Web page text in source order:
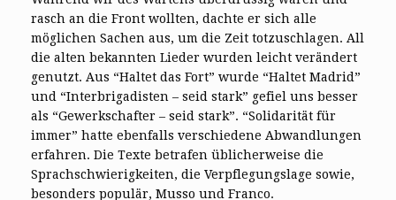
rasch an die Front wollten, dachte er sich alle
möglichen Sachen aus, um die Zeit totzuschlagen. All
die alten bekannten Lieder wurden leicht verändert
genutzt. Aus “Haltet das Fort” wurde “Haltet Madrid”
und “Interbrigadisten – seid stark” gefiel uns besser
als “Gewerkschafter – seid stark”. “Solidarität für
immer” hatte ebenfalls verschiedene Abwandlungen
erfahren. Die Texte betrafen üblicherweise die
Sprachschwierigkeiten, die Verpflegungslage sowie,
besonders populär, Musso und Franco.